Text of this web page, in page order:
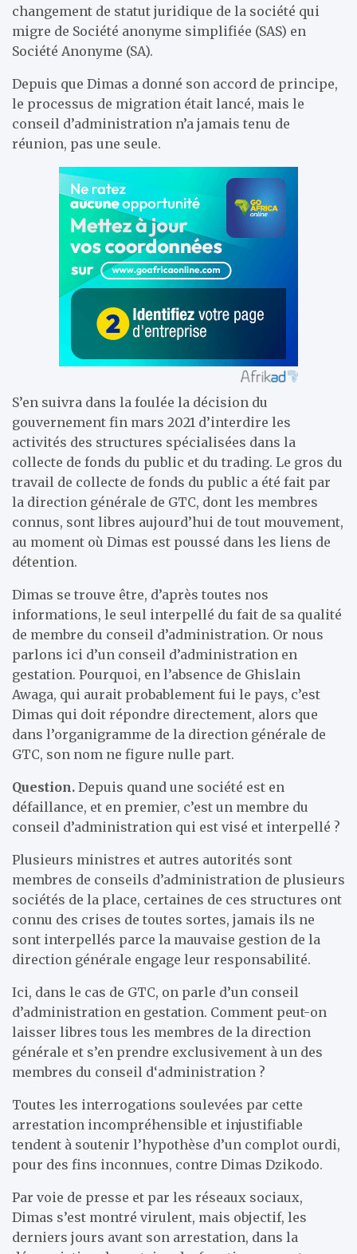
changement de statut juridique de la société qui
migre de Société anonyme simplifiée (SAS) en
Société Anonyme (SA).
Depuis que Dimas a donné son accord de principe,
le processus de migration était lancé, mais le
conseil d’administration n’a jamais tenu de
réunion, pas une seule.
S’en suivra dans la foulée la décision du
gouvernement fin mars 2021 d’interdire les
activités des structures spécialisées dans la
collecte de fonds du public et du trading. Le gros du
travail de collecte de fonds du public a été fait par
la direction générale de GTC, dont les membres
connus, sont libres aujourd’hui de tout mouvement,
au moment où Dimas est poussé dans les liens de
détention.
Dimas se trouve être, d’après toutes nos
informations, le seul interpellé du fait de sa qualité
de membre du conseil d’administration. Or nous
parlons ici d’un conseil d’administration en
gestation. Pourquoi, en l’absence de Ghislain
Awaga, qui aurait probablement fui le pays, c’est
Dimas qui doit répondre directement, alors que
dans l’organigramme de la direction générale de
GTC, son nom ne figure nulle part.
Question. Depuis quand une société est en
défaillance, et en premier, c’est un membre du
conseil d’administration qui est visé et interpellé ?
Plusieurs ministres et autres autorités sont
membres de conseils d’administration de plusieurs
sociétés de la place, certaines de ces structures ont
connu des crises de toutes sortes, jamais ils ne
sont interpellés parce la mauvaise gestion de la
direction générale engage leur responsabilité.
Ici, dans le cas de GTC, on parle d’un conseil
d’administration en gestation. Comment peut-on
laisser libres tous les membres de la direction
générale et s’en prendre exclusivement à un des
membres du conseil d‘administration ?
Toutes les interrogations soulevées par cette
arrestation incompréhensible et injustifiable
tendent à soutenir l’hypothèse d’un complot ourdi,
pour des fins inconnues, contre Dimas Dzikodo.
Par voie de presse et par les réseaux sociaux,
Dimas s’est montré virulent, mais objectif, les
derniers jours avant son arrestation, dans la